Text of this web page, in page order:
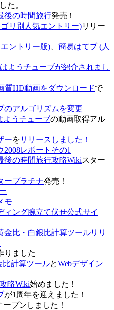
た。
後の時間旅行発売！
リ別人気エントリー)リリー
ントリー版)
簡易はてブ (人
ようチューブが紹介されまし
質HD動画をダウンロードで
のアルゴリズムを変更
ようチューブの動画取得アル
ーを リリースしました！
レポートその1
後の時間旅行攻略Wikiスター
ープラチナ発売！
モ
ィング腕立て伏せ公式サイ
金比・白銀比計算ツールリリ
りました
比計算ツールとWebデザイン
略Wiki始めました！
が1周年を迎えました！
ープンしました！